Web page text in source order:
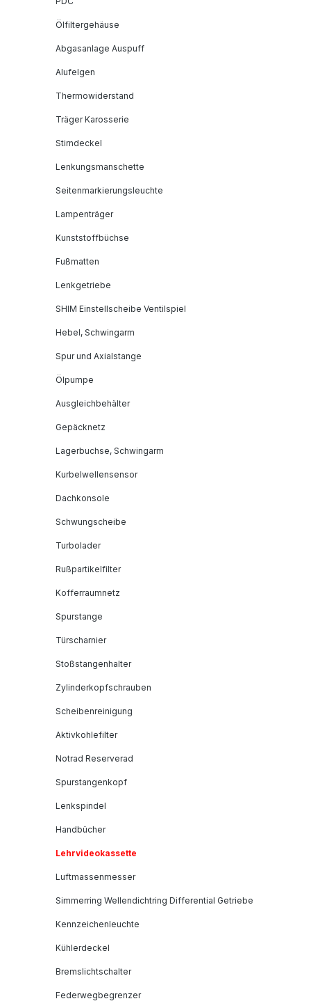
Ölfiltergehäuse
Abgasanlage Auspuff
Alufelgen
Thermowiderstand
Träger Karosserie
Stirndeckel
Lenkungsmanschette
Seitenmarkierungsleuchte
Lampenträger
Kunststoffbüchse
Fußmatten
Lenkgetriebe
SHIM Einstellscheibe Ventilspiel
Hebel, Schwingarm
Spur und Axialstange
Ölpumpe
Ausgleichbehälter
Gepäcknetz
Lagerbuchse, Schwingarm
Kurbelwellensensor
Dachkonsole
Schwungscheibe
Turbolader
Rußpartikelfilter
Kofferraumnetz
Spurstange
Türscharnier
Stoßstangenhalter
Zylinderkopfschrauben
Scheibenreinigung
Aktivkohlefilter
Notrad Reserverad
Spurstangenkopf
Lenkspindel
Handbücher
Lehrvideokassette
Luftmassenmesser
Simmerring Wellendichtring Differential Getriebe
Kennzeichenleuchte
Kühlerdeckel
Bremslichtschalter
Federwegbegrenzer